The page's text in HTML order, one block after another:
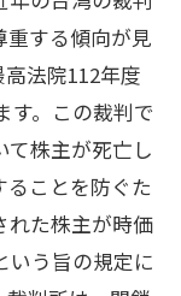
重する傾向が見
法院112年度
す。この裁判で
て株主が死亡し
ことを防ぐた
れた株主が時価
いう旨の規定に